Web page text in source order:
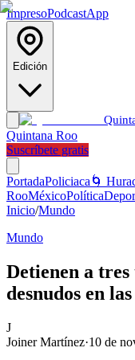
ImpresoPodcastApp
Edición
Quintana Roo
Suscríbete gratis
PortadaPoliciaca 🌀
RooMéxicoPolítica
Inicio/Mundo
Mundo
Detienen a
desnudos en
J
Joiner Martínez·10 de